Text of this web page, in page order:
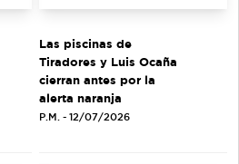
Las piscinas de
Tiradores y Luis Ocaña
cierran antes por la
alerta naranja
P.M. - 12/07/2026